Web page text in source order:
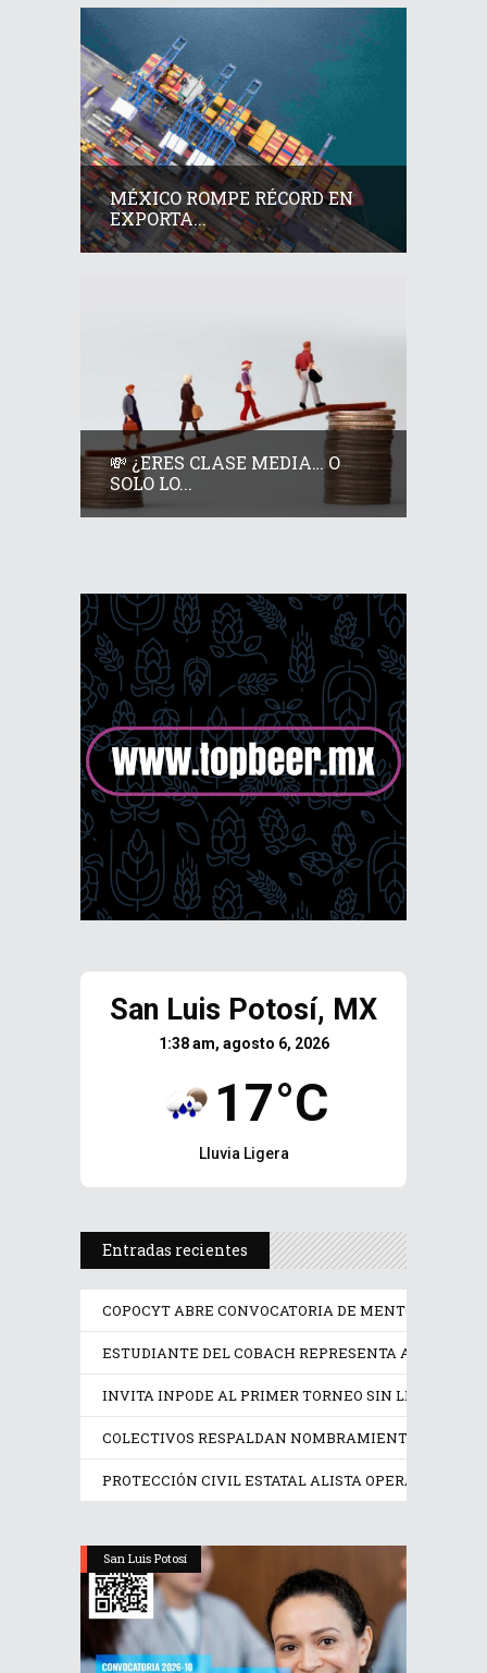
MÉXICO ROMPE RÉCORD EN
EXPORTA...
💸 ¿ERES CLASE MEDIA… O
SOLO LO...
San Luis Potosí, MX
1:38 am, agosto 6, 2026
17°C
Lluvia Ligera
Entradas recientes
COPOCYT ABRE CONVOCATORIA DE MENTORÍAS
ESTUDIANTE DEL COBACH REPRESENTA A MÉXICO
INVITA INPODE AL PRIMER TORNEO SIN LÍMITES
COLECTIVOS RESPALDAN NOMBRAMIENTO EN LA
PROTECCIÓN CIVIL ESTATAL ALISTA OPERATIVO
San Luis Potosí